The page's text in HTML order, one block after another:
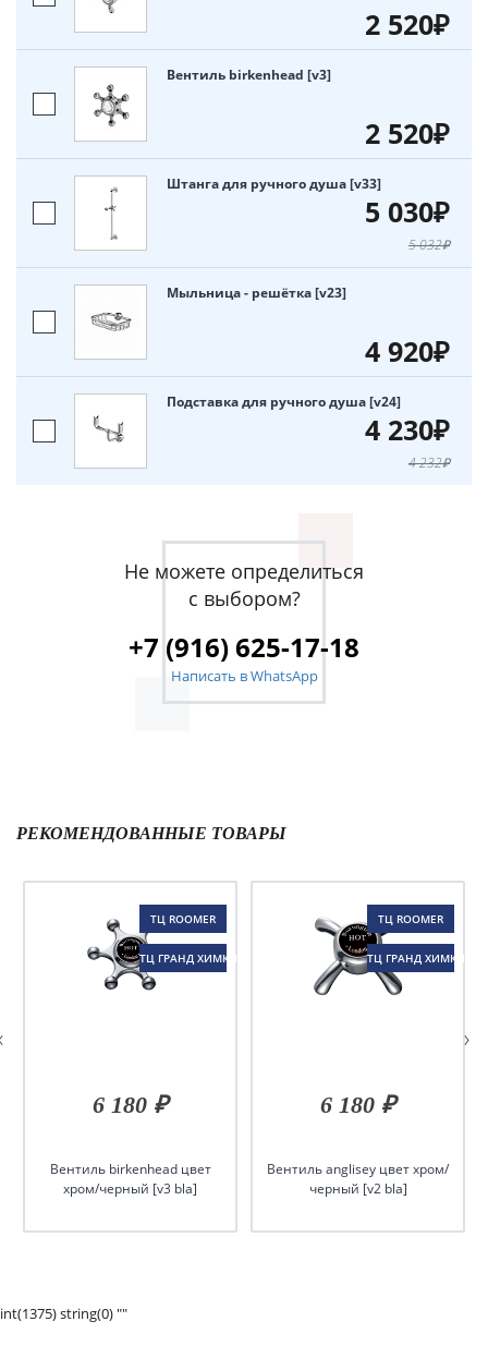
2 520₽
Вентиль birkenhead [v3]
2 520₽
Штанга для ручного душа [v33]
5 030₽
5 032₽
Мыльница - решётка [v23]
4 920₽
Подставка для ручного душа [v24]
4 230₽
4 232₽
Не можете определиться
с выбором?
+7 (916) 625-17-18
Написать в WhatsApp
РЕКОМЕНДОВАННЫЕ ТОВАРЫ
ТЦ ROOMER
ТЦ ГРАНД ХИМКИ
6 180 ₽
Вентиль birkenhead цвет
хром/черный [v3 bla]
ТЦ ROOMER
ТЦ ГРАНД ХИМКИ
6 180 ₽
Вентиль anglisey цвет хром/
черный [v2 bla]
int(1375) string(0) ""